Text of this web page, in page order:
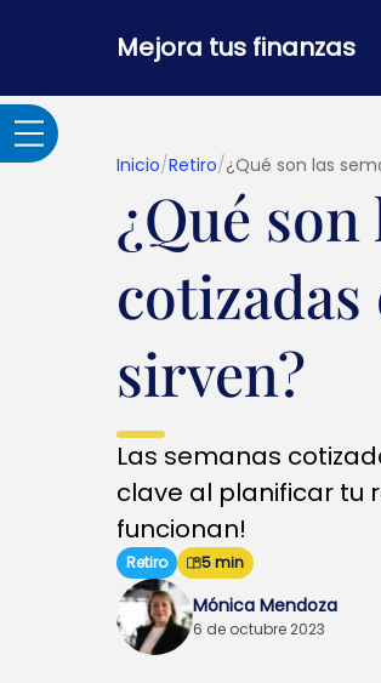
Mejora tus finanzas
Adultos Mayores
Banca por internet y
Crédito hipotecario
Créditos y
Emprendedores y
Inicio/Retiro/¿Qué son las
¿Qué son
cotizadas
sirven?
Las semanas
clave al planificar tu
funcionan!
Retiro 5 min
Mónica Mendoza
6 de octubre 2023